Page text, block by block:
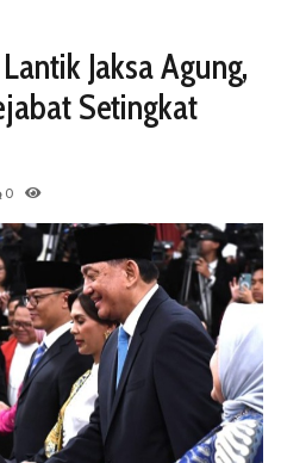
Jaksa Agung,
Setingkat
0